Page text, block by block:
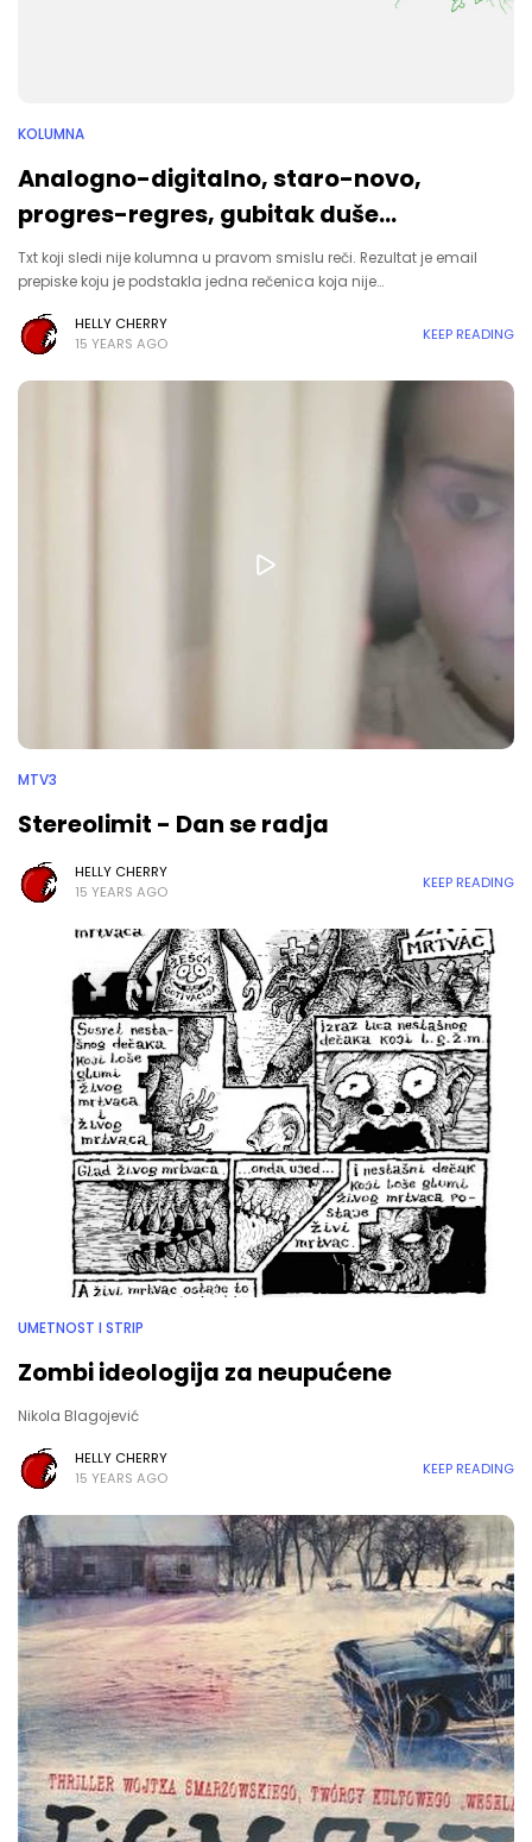
KOLUMNA
Analogno-digitalno, staro-novo,
progres-regres, gubitak duše...
Txt koji sledi nije kolumna u pravom smislu reči. Rezultat je email
prepiske koju je podstakla jedna rečenica koja nije…
HELLY CHERRY
15 YEARS AGO
KEEP READING
MTV3
Stereolimit - Dan se radja
HELLY CHERRY
15 YEARS AGO
KEEP READING
UMETNOST I STRIP
Zombi ideologija za neupućene
Nikola Blagojević
HELLY CHERRY
15 YEARS AGO
KEEP READING